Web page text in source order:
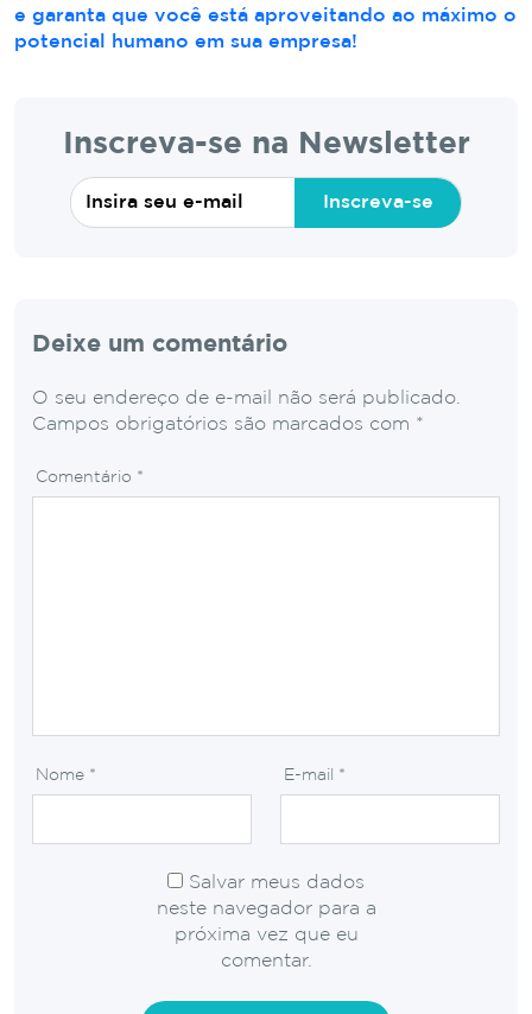
e garanta que você está aproveitando ao máximo o
potencial humano em sua empresa!
Inscreva-se na Newsletter
Inscreva-se
Deixe um comentário
O seu endereço de e-mail não será publicado.
Campos obrigatórios são marcados com *
Comentário *
Nome * E-mail *
Salvar meus dados
neste navegador para a
próxima vez que eu
comentar.